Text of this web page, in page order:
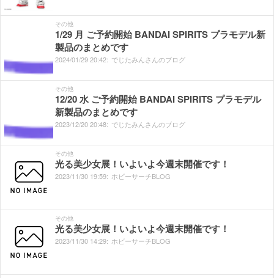
その他
1/29 月 ご予約開始 BANDAI SPIRITS プラモデル新
製品のまとめです
2024/01/2920:42: でじたみんさんのブログ
その他
12/20 水 ご予約開始 BANDAI SPIRITS プラモデル
新製品のまとめです
2023/12/2020:48: でじたみんさんのブログ
その他
光る美少女展！いよいよ今週末開催です！
2023/11/30 19:59: ホビーサーチBLOG
その他
光る美少女展！いよいよ今週末開催です！
2023/11/30 14:29: ホビーサーチBLOG